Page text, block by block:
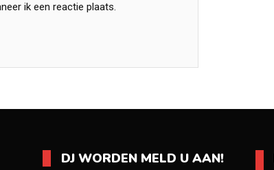
ik een reactie plaats.
DJ WORDEN MELD U AAN!